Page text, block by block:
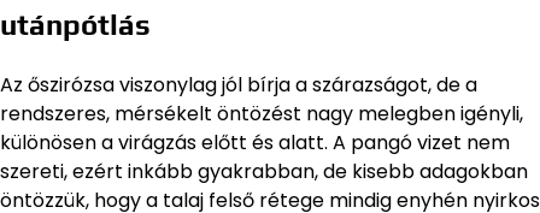
utánpótlás
Az őszirózsa viszonylag jól bírja a szárazságot, de a
rendszeres, mérsékelt öntözést nagy melegben igényli,
különösen a virágzás előtt és alatt. A pangó vizet nem
szereti, ezért inkább gyakrabban, de kisebb adagokban
öntözzük, hogy a talaj felső rétege mindig enyhén nyirkos